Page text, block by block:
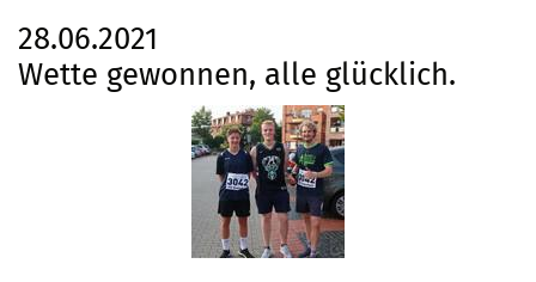
28.06.2021
Wette gewonnen, alle glücklich.